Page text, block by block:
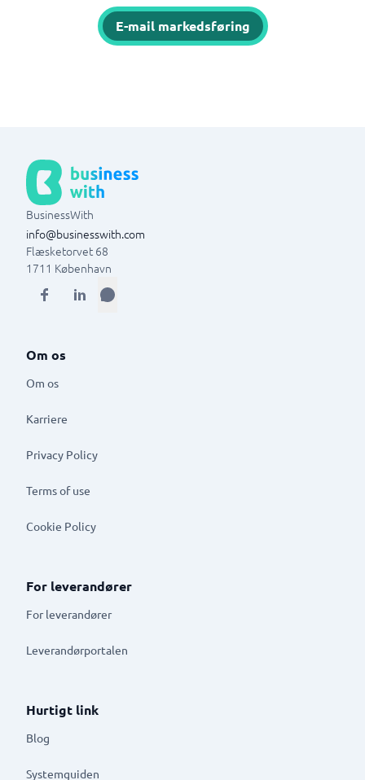
E-mail markedsføring
BusinessWith
info@businesswith.com
Flæsketorvet 68
1711 København
Om os
Om os
Karriere
Privacy Policy
Terms of use
Cookie Policy
For leverandører
For leverandører
Leverandørportalen
Hurtigt link
Blog
Systemguiden